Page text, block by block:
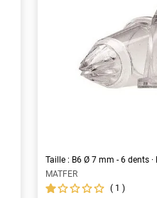
Taille : B6 Ø 7 mm - 6 dents
MATFER
1